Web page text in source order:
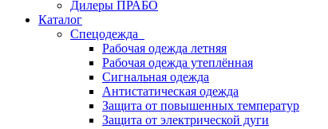
Дилеры ПРАБО
Каталог
Спецодежда
Рабочая одежда летняя
Рабочая одежда утеплённая
Сигнальная одежда
Антистатическая одежда
Защита от повышенных температур
Защита от электрической дуги